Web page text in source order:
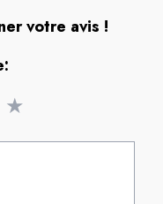
votre avis !
★